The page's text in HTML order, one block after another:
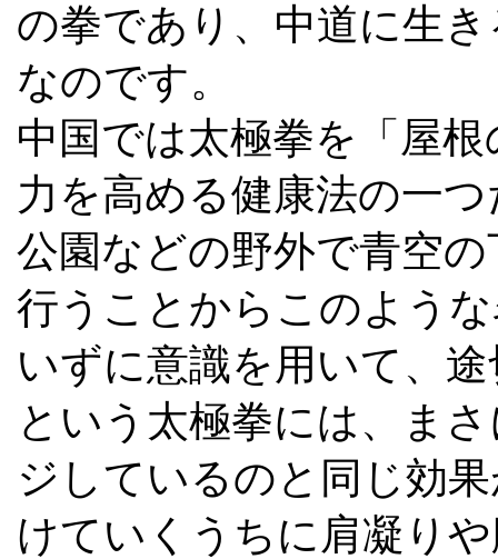
の拳であり、中道に生
なのです。
中国では太極拳を「屋
力を高める健康法の一
公園などの野外で青空
行うことからこのよう
いずに意識を用いて、
という太極拳には、ま
ジしているのと同じ効
けていくうちに肩凝り